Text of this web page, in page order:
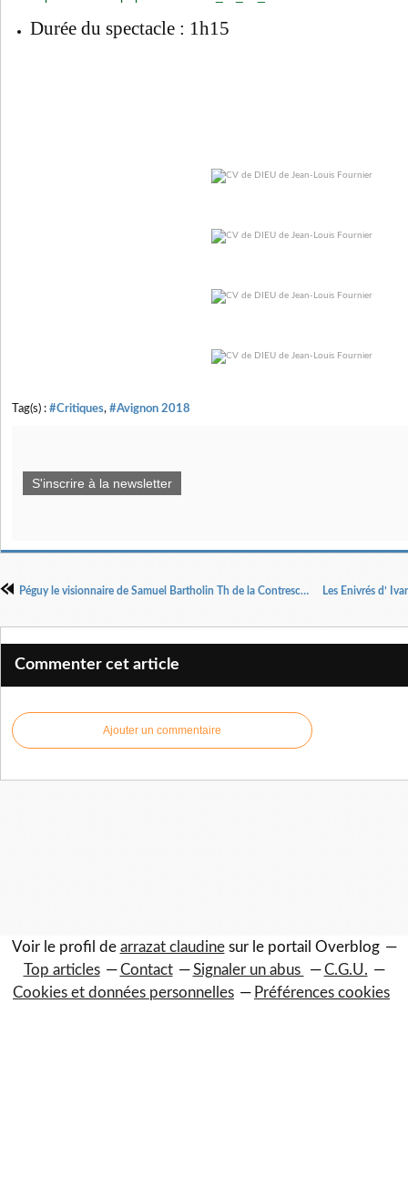
Durée du spectacle : 1h15
Tag(s) : #Critiques, #Avignon 2018
S'inscrire à la newsletter
Péguy le visionnaire de Samuel Bartholin Th de la Contrescarpe Reprise
Commenter cet article
Ajouter un commentaire
Voir le profil de arrazat claudinesur le portail Overblog
Top articles
Contact Signaler un abus
C.G.U.
Cookies et données personnelles
Préférences cookies